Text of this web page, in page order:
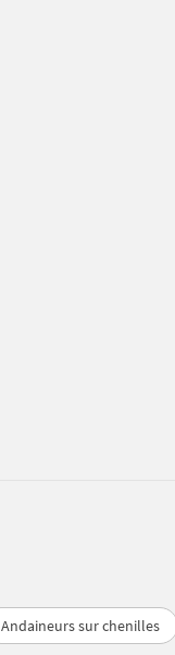
Andaineurs sur chenilles